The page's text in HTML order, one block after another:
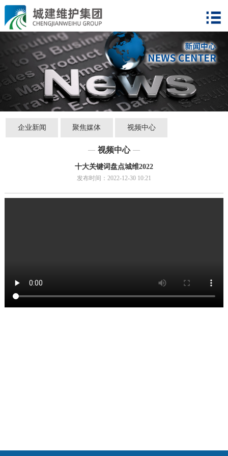
企业新闻 聚焦媒体 视频中心
— 视频中心 —
十大关键词盘点城维2022
发布时间：2022-12-30 10:21